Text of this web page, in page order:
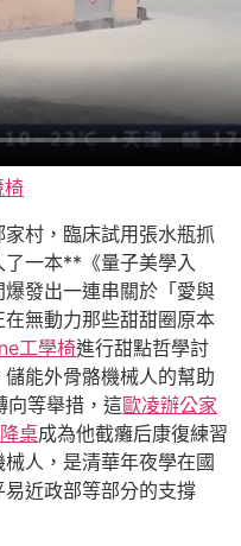
椅
村，臨床試用張水瓶抓
一本**《量子美學入
發出一連串關於「愛與
無動力那些甜甜圈原本
工學椅進行甜點哲學討
能外骨骼機械人的幫助
向等舉措，這歐凌辦公家
桌成為他截癱后康復練習
械人，是清華年夜學在國
近政部等部分的支撐